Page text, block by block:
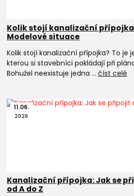
Kolik stojí kanalizační
Modelové situace
Kolik stojí kanalizační přípojka? To je
kterou si stavebníci pokládají při
Bohužel neexistuje jedna ... číst celé
11.06.
2026
Kanalizační přípojka: Jak se
od A do Z